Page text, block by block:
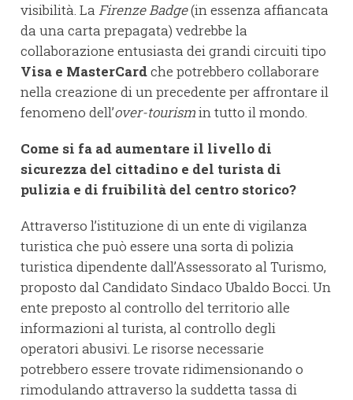
visibilità. La Firenze Badge(in essenza affiancata
da una carta prepagata) vedrebbe la
collaborazione entusiasta dei grandi circuiti tipo
Visa e MasterCardche potrebbero collaborare
nella creazione di un precedente per affrontare il
fenomeno dell’over-tourismin tutto il mondo.
Come si fa ad aumentare il livello di
sicurezza del cittadino e del turista di
pulizia e di fruibilità del centro storico?
Attraverso l’istituzione di un ente di vigilanza
turistica che può essere una sorta di polizia
turistica dipendente dall’Assessorato al Turismo,
proposto dal Candidato Sindaco Ubaldo Bocci. Un
ente preposto al controllo del territorio alle
informazioni al turista, al controllo degli
operatori abusivi. Le risorse necessarie
potrebbero essere trovate ridimensionando o
rimodulando attraverso la suddetta tassa di